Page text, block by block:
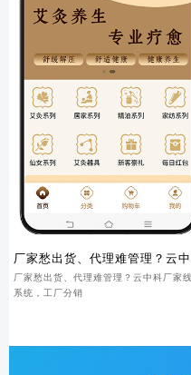
厂家愁出货、代理难管理？云
轻松破局
厂家愁出货、代理难管理？云中科厂家
系统，工厂分销